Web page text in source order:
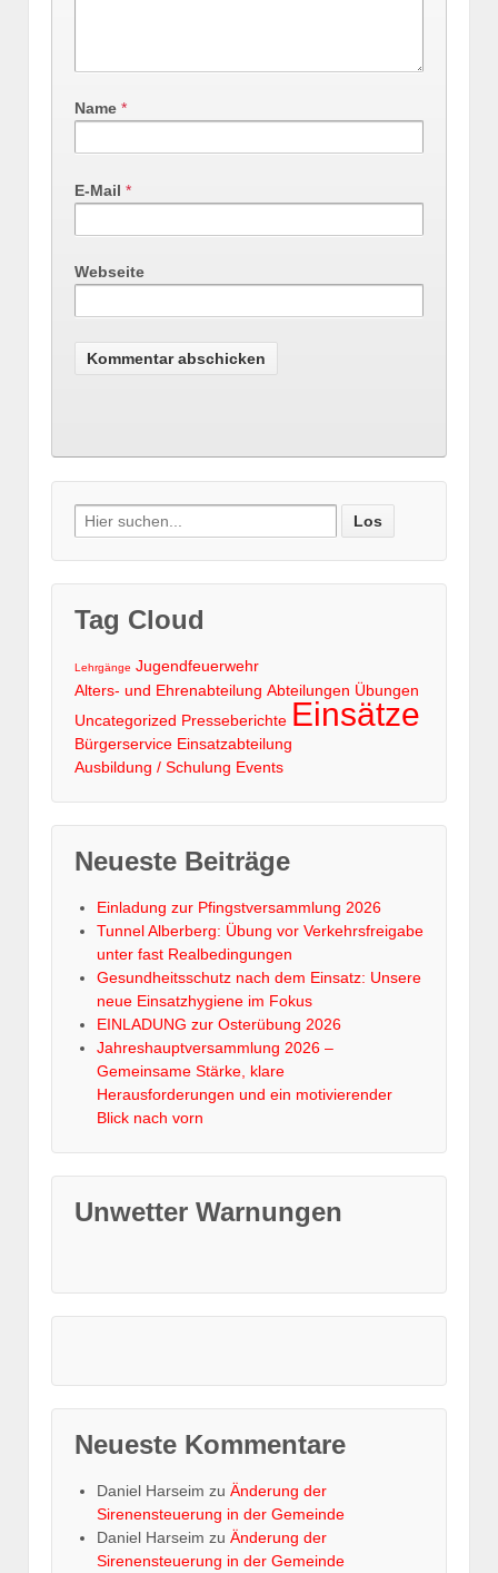
Name *
E-Mail *
Webseite
Search
for:
Tag Cloud
Lehrgänge Jugendfeuerwehr
Alters- und Ehrenabteilung Abteilungen Übungen
Uncategorized Presseberichte Einsätze
Bürgerservice Einsatzabteilung
Ausbildung / Schulung Events
Neueste Beiträge
Einladung zur Pfingstversammlung 2026
Tunnel Alberberg: Übung vor Verkehrsfreigabe
unter fast Realbedingungen
Gesundheitsschutz nach dem Einsatz: Unsere
neue Einsatzhygiene im Fokus
EINLADUNG zur Osterübung 2026
Jahreshauptversammlung 2026 –
Gemeinsame Stärke, klare
Herausforderungen und ein motivierender
Blick nach vorn
Unwetter Warnungen
Neueste Kommentare
Daniel Harseim zu Änderung der
Sirenensteuerung in der Gemeinde
Daniel Harseim zu Änderung der
Sirenensteuerung in der Gemeinde